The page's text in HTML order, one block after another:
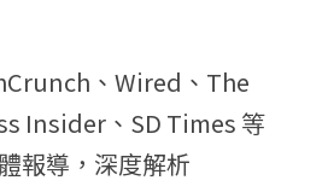
、Wired、The
Insider、SD Times 等
報導，深度解析